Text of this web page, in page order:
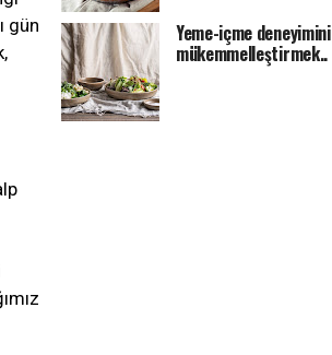
gün
Yeme-içme deneyimini
mükemmelleştirmek..